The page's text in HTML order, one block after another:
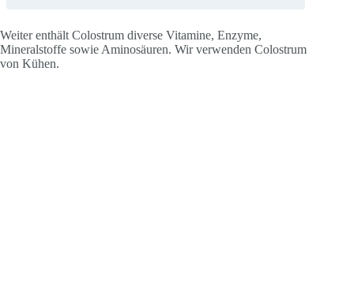
Weiter enthält Colostrum diverse Vitamine, Enzyme,
Mineralstoffe sowie Aminosäuren. Wir verwenden Colostrum
von Kühen.